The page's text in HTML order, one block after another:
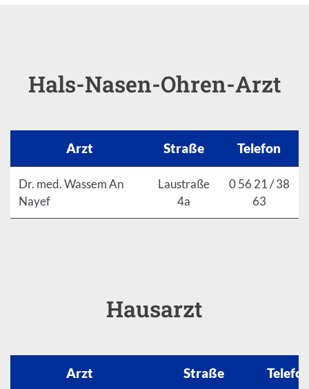
Hals-Nasen-Ohren-Arzt
Arzt Straße Telefon
Dr. med. Wassem An
Nayef
Laustraße
4a
0 56 21 / 38
63
Hausarzt
Arzt Straße